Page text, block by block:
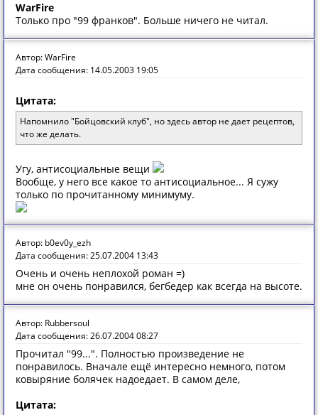
WarFire
Только про "99 франков". Больше ничего не читал.
Автор: WarFire
Дата сообщения: 14.05.2003 19:05
Цитата:
Напомнило "Бойцовский клуб", но здесь автор не дает рецептов,
что же делать.
Угу, антисоциальные вещи
Вообще, у него все какое то антисоциальное... Я сужу
только по прочитанному минимуму.
Автор: b0ev0y_ezh
Дата сообщения: 25.07.2004 13:43
Очень и очень неплохой роман =)
мне он очень понравился, бегбедер как всегда на высоте.
Автор: Rubbersoul
Дата сообщения: 26.07.2004 08:27
Прочитал "99...". Полностью произведение не
понравилось. Вначале ещё интересно немного, потом
ковыряние болячек надоедает. В самом деле,
Цитата: